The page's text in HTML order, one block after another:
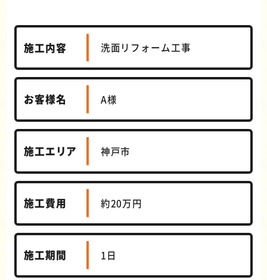
施工内容 洗面リフォーム工事
お客様名 A様
施工エリア 神戸市
施工費用 約20万円
施工期間 1日